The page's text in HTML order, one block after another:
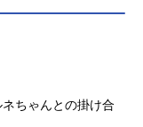
ちゃんとの掛け合